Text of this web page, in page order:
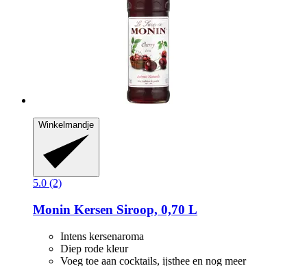
Winkelmandje
5.0 (2)
Monin Kersen Siroop, 0,70 L
Intens kersenaroma
Diep rode kleur
Voeg toe aan cocktails, ijsthee en nog meer